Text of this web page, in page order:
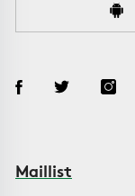
Maillist